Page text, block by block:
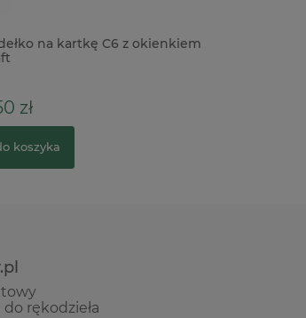
na kartkę C6 z okienkiem
zł
koszyka
rękodzieła